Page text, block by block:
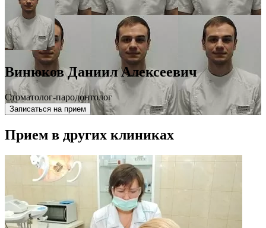
Винюков Даниил Алексеевич
Стоматолог-пародонтолог
Записаться на прием
Прием в других клиниках